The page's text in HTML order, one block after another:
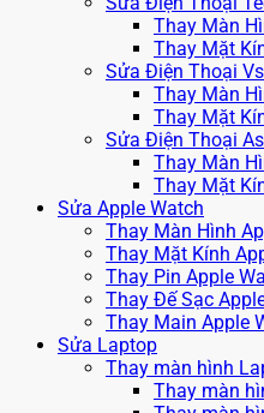
Thay Màn
Thay Mặt
Sửa Điện Thoại
Thay Màn
Thay Mặt
Sửa Điện Thoại
Thay Màn
Thay Mặt
Sửa Apple Watch
Thay Màn Hình
Thay Mặt Kính
Thay Pin Apple
Thay Đế Sạc
Thay Main Apple
Sửa Laptop
Thay màn hình
Thay màn